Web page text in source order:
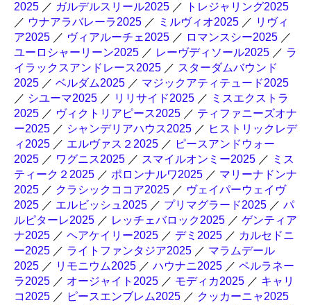
2025 ／ ガルデルスリール2025 ／
トレジャリング2025
／ ウナアラバレーラ2025 ／ ミルヴィオ2025 ／ リヴィ
ア2025 ／ ヴィアルーチェ2025 ／ ロマンスシー2025 ／
ユーロシャーリーン2025 ／ レーヴディソール2025 ／ ラ
イラックスアンドレース2025 ／ スターダムバウンド
2025 ／ ベルダム2025 ／ マジックアティテュード2025
／ シユーマ2025 ／ リリサイド2025 ／ ミスエクストラ
2025 ／ ヴィクトリアピース2025 ／ ティファニーズオナ
ー2025 ／ シャンデリアハウス2025 ／ ヒストリックレデ
ィ2025 ／ エルヴァス２2025 ／ ピースアンドウォー
2025 ／ ワグニス2025 ／ スマイルオンミー2025 ／ ミス
ティーク２2025 ／ ポロンナルワ2025 ／ マリーナドンナ
2025 ／ クラシックココア2025 ／ ヴェイパーウェイヴ
2025 ／ エルビッシュ2025 ／ プリマグラード2025 ／ パ
ルピターレ2025 ／ レッチェバロック2025 ／ ゲンティア
ナ2025 ／ ヘアケイリー2025 ／ デミ2025 ／ カルセドニ
ー2025 ／ ライトファンタジア2025 ／ マラムデール
2025 ／ リモニウム2025 ／ ハウナニ2025 ／ ペルラネー
ラ2025 ／ オージャイト2025 ／ モディカ2025 ／ キャリ
コ2025 ／ ピースエンブレム2025 ／ クッカーニャ2025